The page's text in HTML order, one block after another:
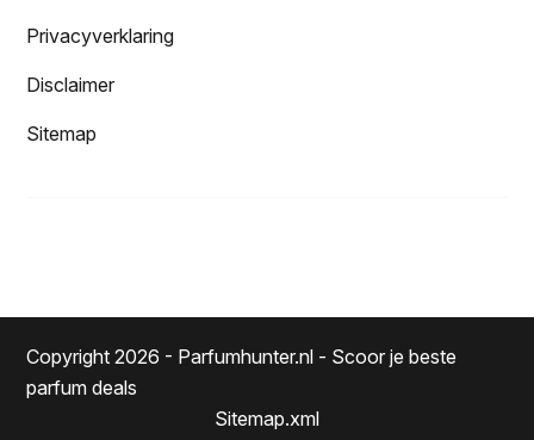
Privacyverklaring
Disclaimer
Sitemap
Copyright 2026 - Parfumhunter.nl - Scoor je beste
parfum deals
Sitemap.xml